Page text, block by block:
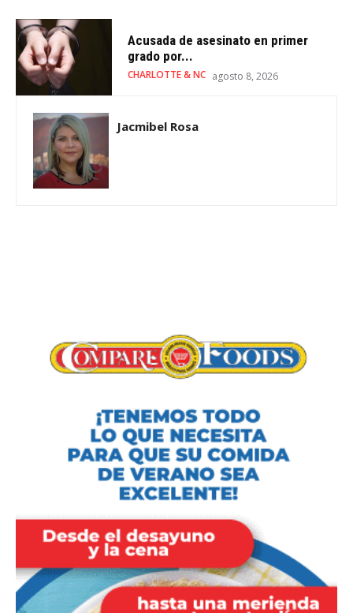
Acusada de asesinato en primer
grado por...
CHARLOTTE & NC agosto 8, 2026
Jacmibel Rosa